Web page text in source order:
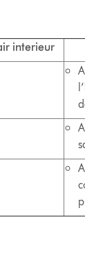
interieur